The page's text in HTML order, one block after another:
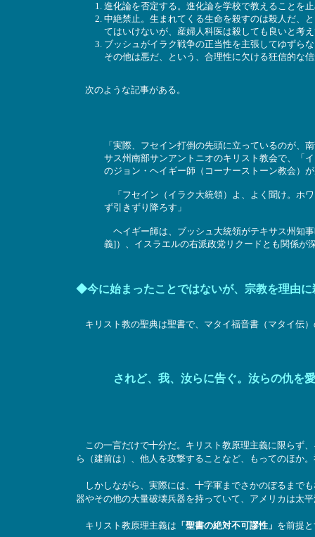
進化論を否定する。進化論を学校で教えることを
中絶禁止。生まれてくる生命を殺すのは殺人だ、
てはいけないが、産婦人科医は殺しても良いと考
ブッシュがイラク戦争の正当性を主張してゆずら
その他は悪だ、という、合理性に欠ける狂信的な
次のような記事がある。
「実際、フセイン打倒の先頭に立っているのが、
サス州南部サンアントニオのキリスト教会で、「
のジョン・ヘイギー師（コーナーストーン教会）
「フセイン（イラク大統領）よ、よく聞け。ホ
ず引きずり降ろす」
ヘイギー師は、ブッシュ大統領がテキサス州知
義]）、イスラエルの右派政党リクードとも関係が
◆今に始まったことではないが、宗教を理由
キリスト教の聖典は聖書で、マタイ福音書（マタイ伝
されど、我、汝らに告ぐ。汝らの仇を
この一言だけで十分だ。キリスト教原理主義に限らず
ら（建前は）、他人を攻撃することなど、もってのほか
しかしながら、実際には、十字軍までさかのぼるまで
器やその他の大量破壊兵器を持っていて、アメリカは太
キリスト教原理主義は 「聖書の絶対不可謬性」 を前提